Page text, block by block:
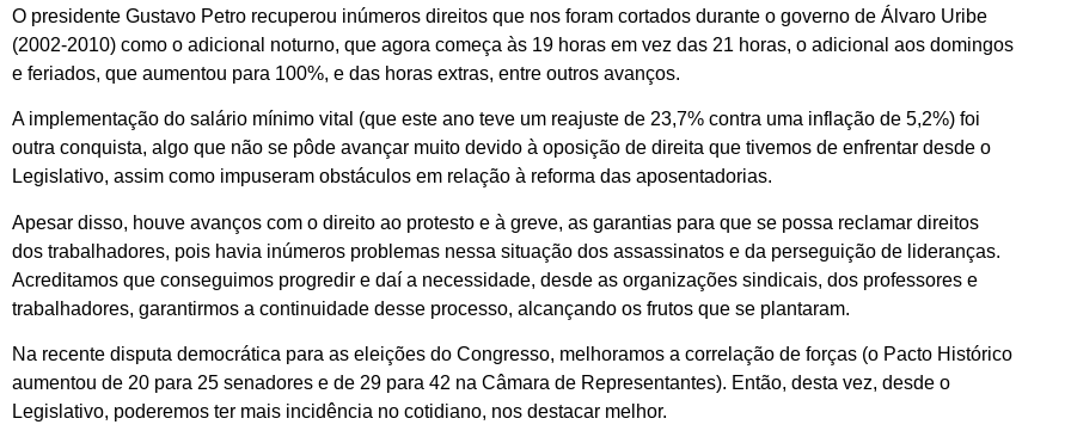
O presidente Gustavo Petro recuperou inúmeros direitos que nos foram cortados durante o governo de Álvaro Uribe
(2002-2010) como o adicional noturno, que agora começa às 19 horas em vez das 21 horas, o adicional aos domingos
e feriados, que aumentou para 100%, e das horas extras, entre outros avanços.
A implementação do salário mínimo vital (que este ano teve um reajuste de 23,7% contra uma inflação de 5,2%) foi
outra conquista, algo que não se pôde avançar muito devido à oposição de direita que tivemos de enfrentar desde o
Legislativo, assim como impuseram obstáculos em relação à reforma das aposentadorias.
Apesar disso, houve avanços com o direito ao protesto e à greve, as garantias para que se possa reclamar direitos
dos trabalhadores, pois havia inúmeros problemas nessa situação dos assassinatos e da perseguição de lideranças.
Acreditamos que conseguimos progredir e daí a necessidade, desde as organizações sindicais, dos professores e
trabalhadores, garantirmos a continuidade desse processo, alcançando os frutos que se plantaram.
Na recente disputa democrática para as eleições do Congresso, melhoramos a correlação de forças (o Pacto Histórico
aumentou de 20 para 25 senadores e de 29 para 42 na Câmara de Representantes). Então, desta vez, desde o
Legislativo, poderemos ter mais incidência no cotidiano, nos destacar melhor.